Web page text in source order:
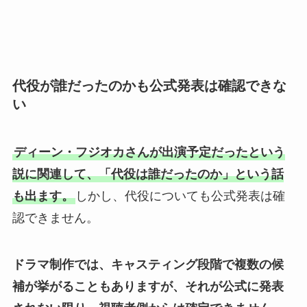
代役が誰だったのかも公式発表は確認できな
い
ディーン・フジオカさんが出演予定だったという
説に関連して、「代役は誰だったのか」という話
も出ます。しかし、代役についても公式発表は確
認できません。
ドラマ制作では、キャスティング段階で複数の候
補が挙がることもありますが、それが公式に発表